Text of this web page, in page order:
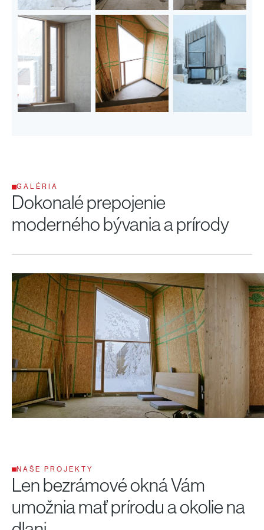
GALÉRIA
Dokonalé prepojenie
moderného bývania a prírody
NAŠE PROJEKTY
Len bezrámové okná Vám
umožnia mať prírodu a okolie na